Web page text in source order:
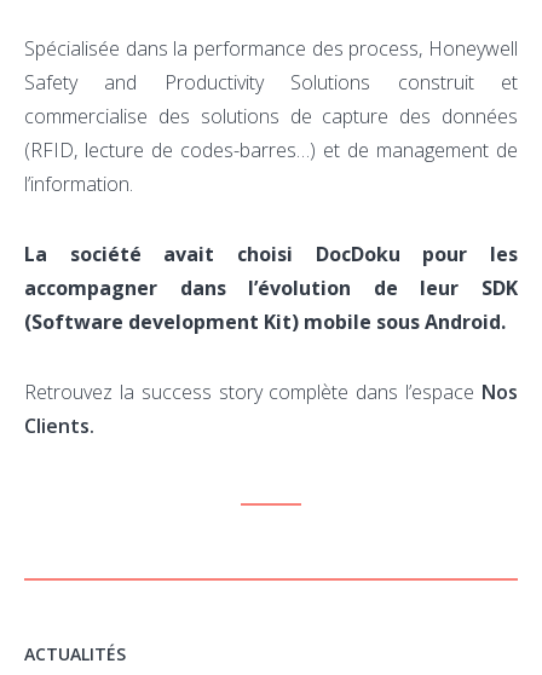
Spécialisée dans la performance des process, Honeywell
Safety and Productivity Solutions construit et
commercialise des solutions de capture des données
(RFID, lecture de codes-barres…) et de management de
l’information.
La société avait choisi DocDoku pour les
accompagner dans l’évolution de leur SDK
(Software development Kit) mobile sous Android.
Retrouvez la success story complète dans l’espace Nos
Clients.
ACTUALITÉS